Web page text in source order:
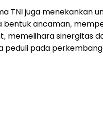
TNI juga menekankan
bentuk ancaman,
memelihara sinergitas
pada